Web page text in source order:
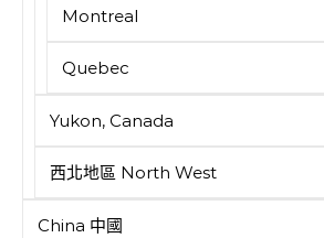
Montreal
Quebec
Yukon, Canada
西北地區 North West
China 中國